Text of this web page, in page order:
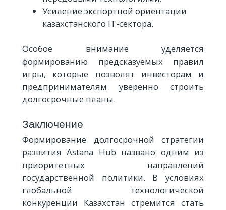
Усиление экспортной ориентации
казахстанского IT-сектора.
Особое внимание уделяется
формированию предсказуемых правил
игры, которые позволят инвесторам и
предпринимателям уверенно строить
долгосрочные планы.
Заключение
Формирование долгосрочной стратегии
развития Astana Hub названо одним из
приоритетных направлений
государственной политики. В условиях
глобальной технологической
конкуренции Казахстан стремится стать